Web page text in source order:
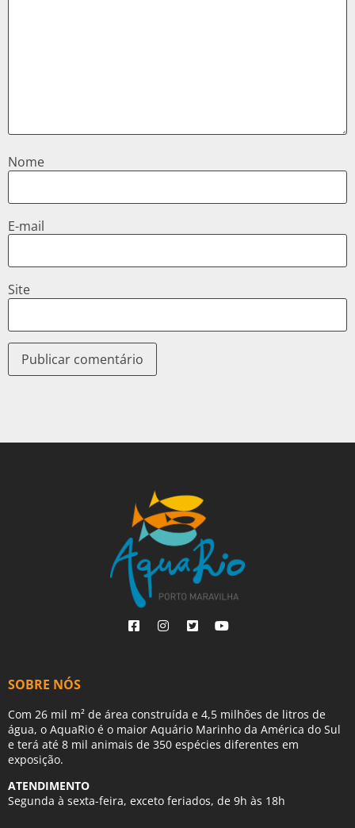
Nome
E-mail
Site
SOBRE NÓS
Com 26 mil m² de área construída e 4,5 milhões de litros de
água, o AquaRio é o maior Aquário Marinho da América do Sul
e terá até 8 mil animais de 350 espécies diferentes em
exposição.
ATENDIMENTO
Segunda à sexta-feira, exceto feriados, de 9h às 18h